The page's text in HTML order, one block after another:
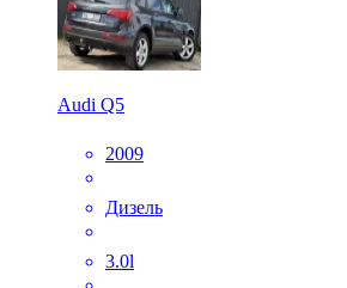
Audi Q5
2009
Дизель
3.0l